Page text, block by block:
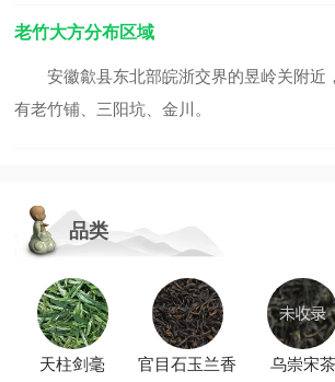
老竹大方分布区域
安徽歙县东北部皖浙交界的昱岭关附近
有老竹铺、三阳坑、金川。
品类
天柱剑毫 官目石玉兰香 乌崇宋茶